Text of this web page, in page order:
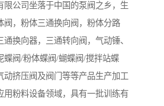
限公司坐落于中国的泵阀之乡，生
阀，粉体三通换向阀，粉体分路
换向器，三通转向阀，气动锤、
蝶阀/粉体蝶阀/蝴蝶阀/搅拌站蝶
动挤压阀及阀门等等产品生产加工
用粉料设备领域，具有一批训练有